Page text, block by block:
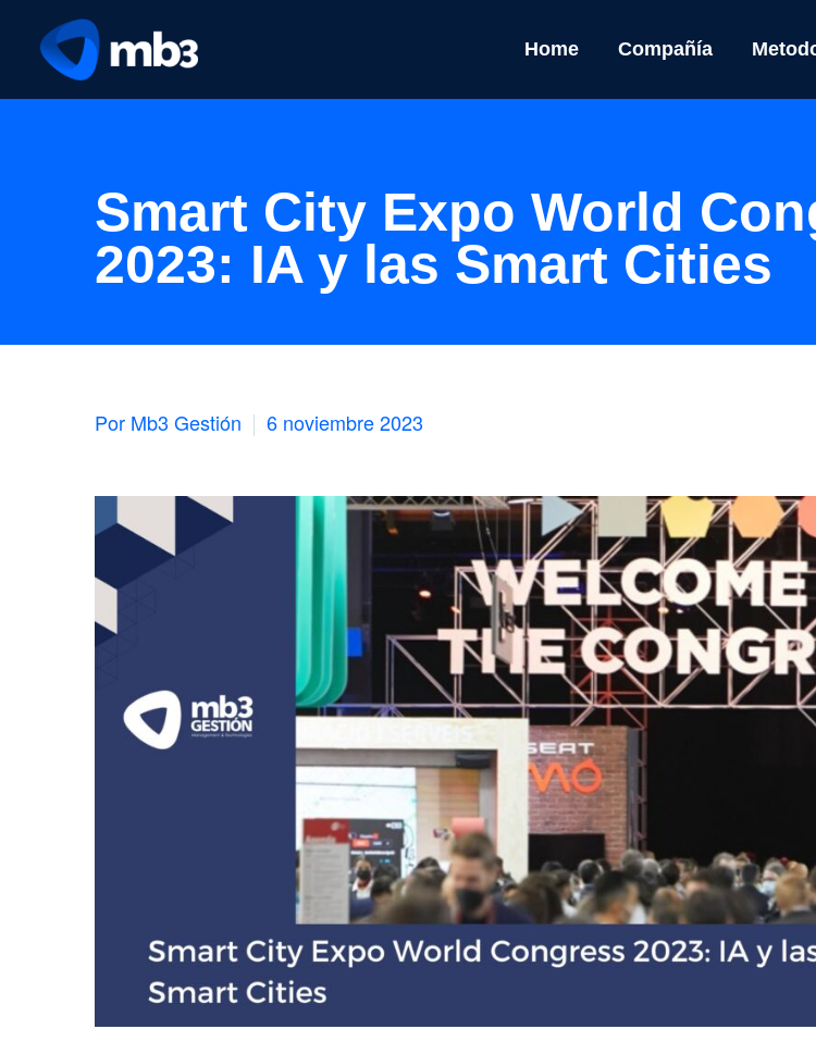
Home Compañía
Smart City Expo World
2023: IA y las Smart Cities
Por Mb3 Gestión 6 noviembre 2023